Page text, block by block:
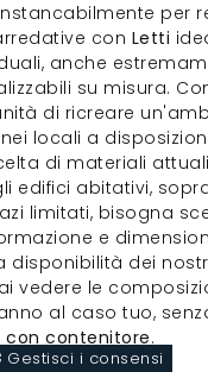
per
con Letti
anche
su misura.
di ricreare
locali a
di materiali
edifici abitativi,
limitati, bisogna
e
disponibilità dei
vedere le
al caso tuo,
con contenitore.
Gestisci i consensi